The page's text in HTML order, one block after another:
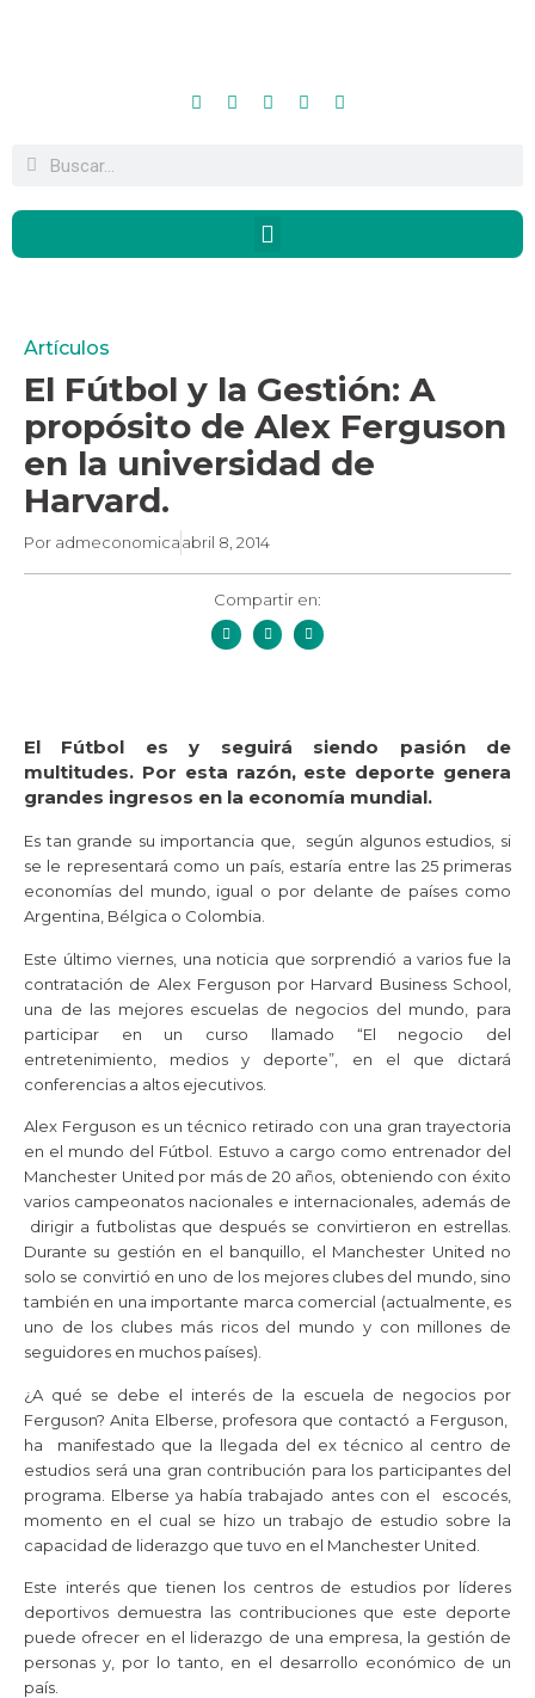
Artículos
El Fútbol y la Gestión: A
propósito de Alex Ferguson
en la universidad de
Harvard.
Por admeconomicaabril 8, 2014
Compartir en:
El Fútbol es y seguirá siendo pasión de
multitudes. Por esta razón, este deporte genera
grandes ingresos en la economía mundial.
Es tan grande su importancia que, según algunos estudios, si
se le representará como un país, estaría entre las 25 primeras
economías del mundo, igual o por delante de países como
Argentina, Bélgica o Colombia.
Este último viernes, una noticia que sorprendió a varios fue la
contratación de Alex Ferguson por Harvard Business School,
una de las mejores escuelas de negocios del mundo, para
participar en un curso llamado “El negocio del
entretenimiento, medios y deporte”, en el que dictará
conferencias a altos ejecutivos.
Alex Ferguson es un técnico retirado con una gran trayectoria
en el mundo del Fútbol. Estuvo a cargo como entrenador del
Manchester United por más de 20 años, obteniendo con éxito
varios campeonatos nacionales e internacionales, además de
dirigir a futbolistas que después se convirtieron en estrellas.
Durante su gestión en el banquillo, el Manchester United no
solo se convirtió en uno de los mejores clubes del mundo, sino
también en una importante marca comercial (actualmente, es
uno de los clubes más ricos del mundo y con millones de
seguidores en muchos países).
¿A qué se debe el interés de la escuela de negocios por
Ferguson? Anita Elberse, profesora que contactó a Ferguson,
ha manifestado que la llegada del ex técnico al centro de
estudios será una gran contribución para los participantes del
programa. Elberse ya había trabajado antes con el escocés,
momento en el cual se hizo un trabajo de estudio sobre la
capacidad de liderazgo que tuvo en el Manchester United.
Este interés que tienen los centros de estudios por líderes
deportivos demuestra las contribuciones que este deporte
puede ofrecer en el liderazgo de una empresa, la gestión de
personas y, por lo tanto, en el desarrollo económico de un
país.